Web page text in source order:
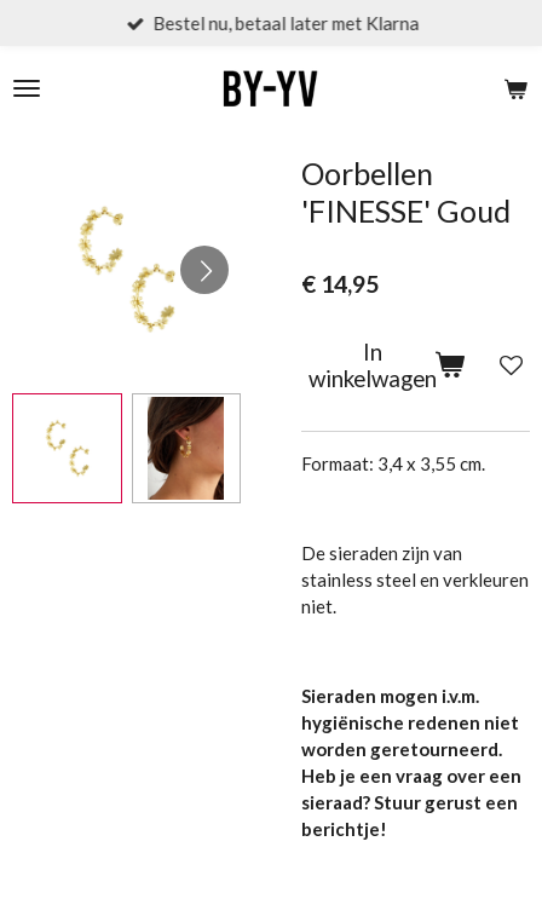
naar
de
Bestel nu, betaal later met Klarna
Oorbellen
'FINESSE' Goud
€ 14,95
In
winkelwagen
Formaat: 3,4 x 3,55 cm.
De sieraden zijn van
stainless steel en verkleuren
niet.
Sieraden mogen i.v.m.
hygiënische redenen niet
worden geretourneerd.
Heb je een vraag over een
sieraad? Stuur gerust een
berichtje!